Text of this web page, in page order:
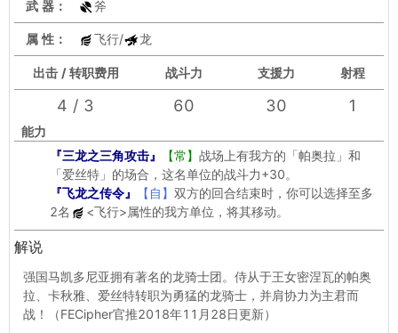
武 器： 斧
属 性： 飞行/ 龙
出击 / 转职费用 战斗力 支援力 射程
4 / 3 60 30 1
能力
『三龙之三角攻击』
【常】 战场上有我方的「帕奥拉」和
「爱丝特」的场合，这名单位的战斗力+30。
『飞龙之传令』
【自】 双方的回合结束时，你可以选择至多
2名
<飞行>属性的我方单位，将其移动。
解说
强国马凯多尼亚拥有著名的龙骑士团。侍从于王女密涅瓦的帕奥
拉、卡秋雅、爱丝特转职为勇猛的龙骑士，并肩协力为主君而
战！（FECipher官推2018年11月28日更新）